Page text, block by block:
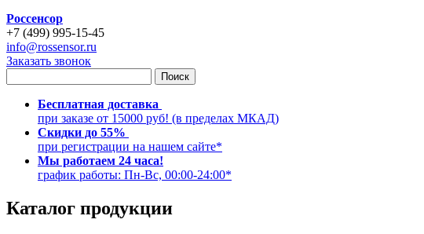
Россенсор
+7 (499) 995-15-45
info@rossensor.ru
Заказать звонок
Бесплатная доставка
при заказе от 15000 руб! (в пределах МКАД)
Скидки до 55%
при регистрации на нашем сайте*
Мы работаем 24 часа!
график работы: Пн-Вс, 00:00-24:00*
Каталог продукции